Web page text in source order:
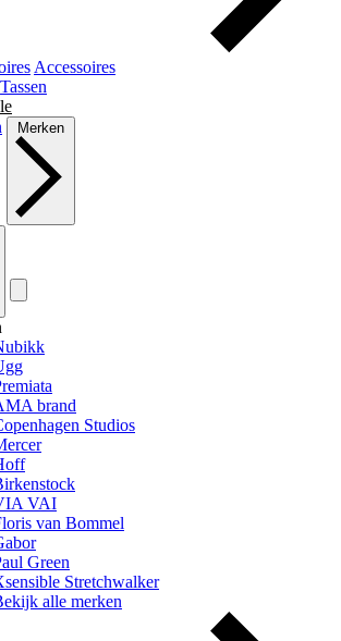
Accessoires
Tassen
Merken
brand
Studios
VAI
van Bommel
Green
Stretchwalker
alle merken